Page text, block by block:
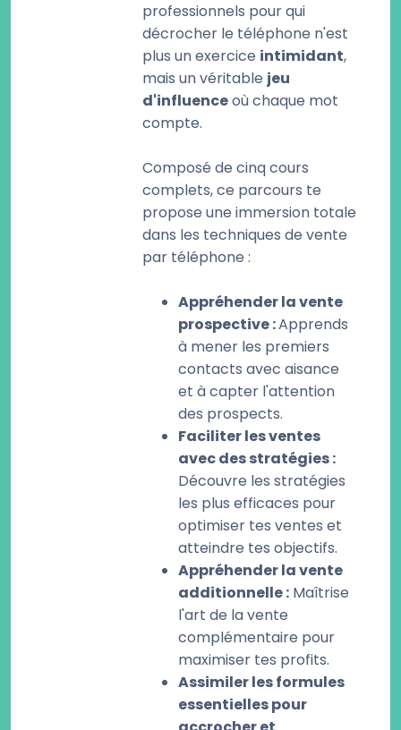
professionnels pour qui
décrocher le téléphone n'est
plus un exercice intimidant,
mais un véritable jeu
d'influenceoù chaque mot
compte.
Composé de cinq cours
complets, ce parcours te
propose une immersion totale
dans les techniques de vente
par téléphone :
Appréhender la vente
prospective :Apprends
à mener les premiers
contacts avec aisance
et à capter l'attention
des prospects.
Faciliter les ventes
avec des stratégies :
Découvre les stratégies
les plus efficaces pour
optimiser tes ventes et
atteindre tes objectifs.
Appréhender la vente
additionnelle : Maîtrise
l'art de la vente
complémentaire pour
maximiser tes profits.
Assimiler les formules
essentielles pour